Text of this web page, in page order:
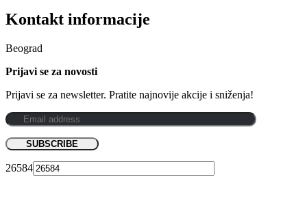
Kontakt informacije
Beograd
Prijavi se za novosti
Prijavi se za newsletter. Pratite najnovije akcije i sniženja!
26584